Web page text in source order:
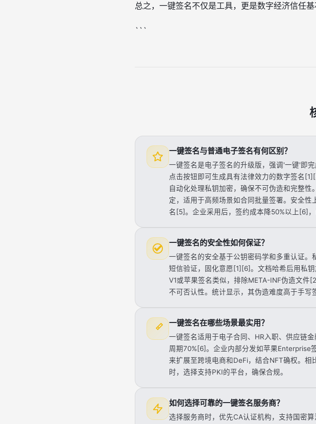
总之，一键签名不仅是工具，更是数字经济信任基
```
一键签名与普通电子签名有何区别？
一键签名是电子签名的升级版，强调'一键'即
点击按钮即可生成具有法律效力的数字签名
自动化处理私钥加密，确保不可伪造和完整
定，适用于高频场景如合同批量签署。安全
名[5]。企业采用后，签约成本降50%以上[6]，
一键签名的安全性如何保证？
一键签名的安全基于公钥密码学和多重认证。
短信验证，固化意愿[1][6]。文档哈希后用私
V1或苹果签名类似，排除META-INF伪造文
不可否认性。统计显示，其伪造难度高于手写
一键签名在哪些场景最实用？
一键签名适用于电子合同、HR入职、供应链
周期70%[6]。企业内部分发如苹果
来扩展至跨境电商和DeFi，结合NFT确权。
时，选择支持PKI的平台，确保合规。
如何选择可靠的一键签名服务商？
选择服务商时，优先CA认证机构，支持国密